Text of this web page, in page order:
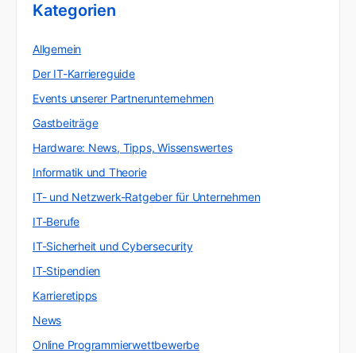
Kategorien
Allgemein
Der IT-Karriereguide
Events unserer Partnerunternehmen
Gastbeiträge
Hardware: News, Tipps, Wissenswertes
Informatik und Theorie
IT- und Netzwerk-Ratgeber für Unternehmen
IT-Berufe
IT-Sicherheit und Cybersecurity
IT-Stipendien
Karrieretipps
News
Online Programmierwettbewerbe